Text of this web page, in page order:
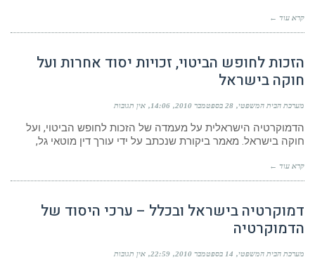
קרא עוד ←
הזכות לחופש הביטוי, זכויות יסוד אחרות ועל
חוקה בישראל
מערכת הבית המשפטי 28 בספטמבר 2010 14:06 אין תגובות
הדמוקרטיה הישראלית על מעמדה של הזכות לחופש הביטוי, ועל
חוקה בישראל. מאמר ביקורת שנכתב על ידי עורך דין מוטאי גל,
קרא עוד ←
דמוקרטיה בישראל ובכלל – ערכי היסוד של
הדמוקרטיה
מערכת הבית המשפטי 14 בספטמבר 2010 22:59 אין תגובות